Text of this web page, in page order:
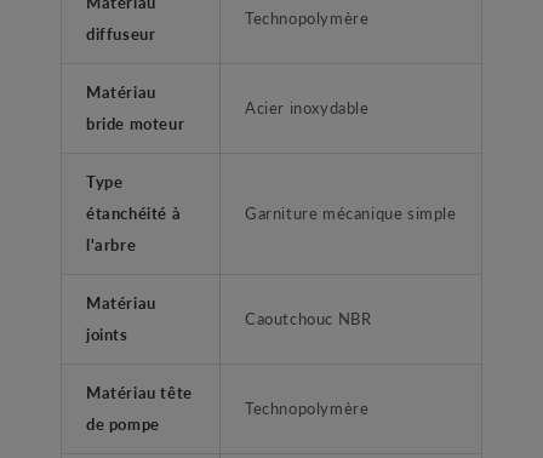
diffuseur
Technopolymère
Matériau
bride moteur
Acier inoxydable
Type
étanchéité à
l'arbre
Garniture mécanique simple
Matériau
joints
Caoutchouc NBR
Matériau tête
de pompe
Technopolymère